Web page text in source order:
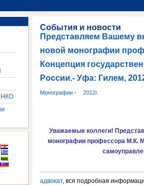
События и новости
Представляем Вашему
новой монографии
Концепция
России.- Уфа: Гилем,
Монографии- 2012г.
Уважаемые коллеги!
монографии профессора М.К.
адвокат, вся подробная
НКО